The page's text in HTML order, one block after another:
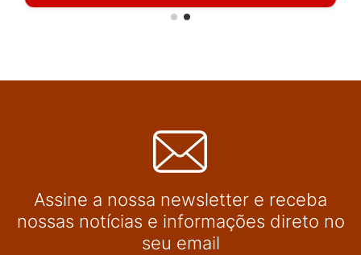
Assine a nossa newsletter e receba
nossas notícias e informações direto no
seu email